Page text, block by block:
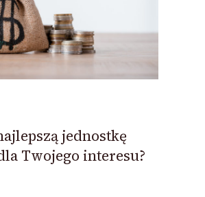
jednostkę
Twojego interesu?